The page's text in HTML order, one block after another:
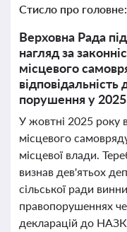
Стисло про головне:
Верховна Рада
нагляд за
місцевого
відповідальність
порушення у 2025
У жовтні 2025 року
місцевого
місцевої влади.
визнав дев'ятьох
сільської ради
правопорушеннях
декларацій до НАЗК